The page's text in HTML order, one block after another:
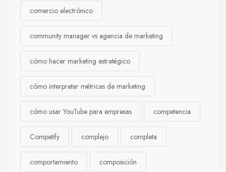
comercio electrónico
community manager vs agencia de marketing
cómo hacer marketing estratégico
cómo interpretar métricas de marketing
cómo usar YouTube para empresas competencia
Competify complejo completa
comportamiento composición